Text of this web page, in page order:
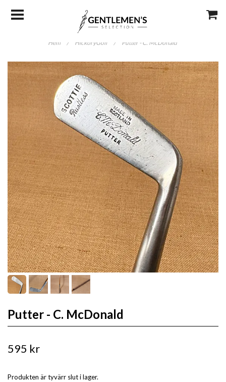
Hem / HickoryGolf / Putter - C. McDonald
Putter - C. McDonald
595 kr
Produkten är tyvärr slut i lager.